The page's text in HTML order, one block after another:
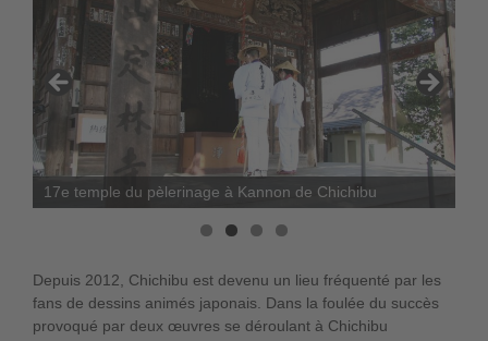
17e temple du pèlerinage à Kannon de Chichibu
Depuis 2012, Chichibu est devenu un lieu fréquenté par les
fans de dessins animés japonais. Dans la foulée du succès
provoqué par deux œuvres se déroulant à Chichibu